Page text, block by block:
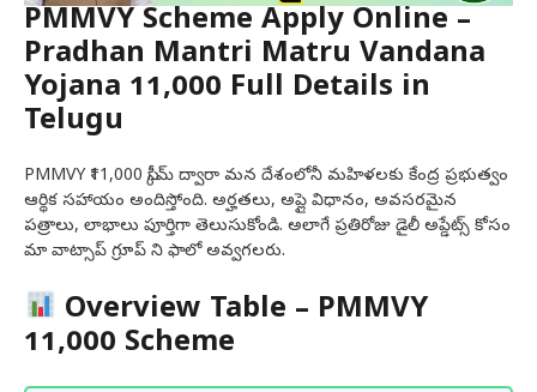
PMMVY Scheme Apply Online –
Pradhan Mantri Matru Vandana
Yojana ₹11,000 Full Details in
Telugu
PMMVY ₹11,000 స్కీమ్ ద్వారా మన దేశంలోనీ మహిళలకు కేంద్ర ప్రభుత్వం
ఆర్థిక సహాయం అందిస్తోంది. అర్హతలు, అప్లై విధానం, అవసరమైన
పత్రాలు, లాభాలు పూర్తిగా తెలుసుకోండి. అలాగే ప్రతిరోజు డైలీ అప్డేట్స్ కోసం
మా వాట్సాప్ గ్రూప్ ని ఫాలో అవ్వగలరు.
Overview Table – PMMVY
₹11,000 Scheme